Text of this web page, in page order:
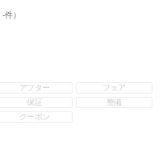
-件）
アフター
フェア
保証
整備
クーポン